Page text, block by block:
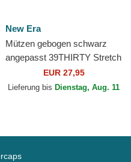
New Era
Mützen gebogen schwarz
angepasst 39THIRTY Stretch
Mesh der New York Yankees
MLB von New Era
EUR 27,95
Lieferung bis Dienstag, Aug. 11